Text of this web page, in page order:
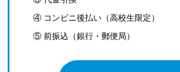
④ コンビニ後払い（高校生限定）
⑤ 前振込（銀行・郵便局）